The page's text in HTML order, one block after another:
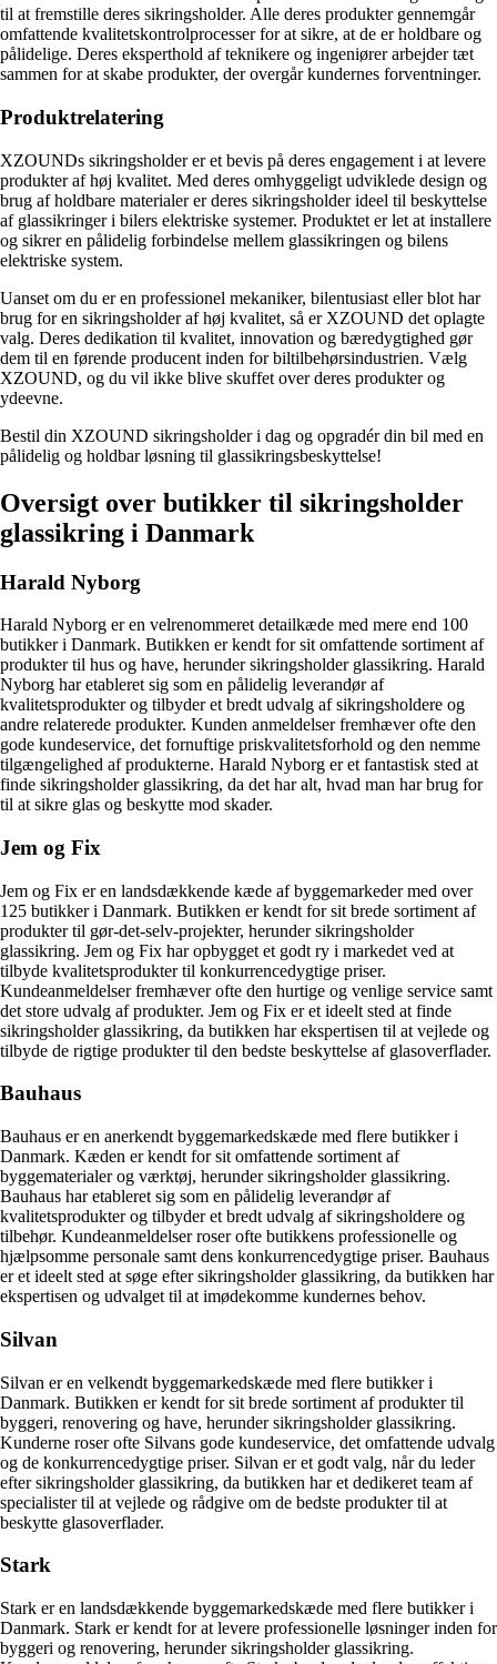
til at fremstille deres sikringsholder. Alle deres produkter gennemgår
omfattende kvalitetskontrolprocesser for at sikre, at de er holdbare og
pålidelige. Deres eksperthold af teknikere og ingeniører arbejder tæt
sammen for at skabe produkter, der overgår kundernes forventninger.
Produktrelatering
XZOUNDs sikringsholder er et bevis på deres engagement i at levere
produkter af høj kvalitet. Med deres omhyggeligt udviklede design og
brug af holdbare materialer er deres sikringsholder ideel til beskyttelse
af glassikringer i bilers elektriske systemer. Produktet er let at installere
og sikrer en pålidelig forbindelse mellem glassikringen og bilens
elektriske system.
Uanset om du er en professionel mekaniker, bilentusiast eller blot har
brug for en sikringsholder af høj kvalitet, så er XZOUND det oplagte
valg. Deres dedikation til kvalitet, innovation og bæredygtighed gør
dem til en førende producent inden for biltilbehørsindustrien. Vælg
XZOUND, og du vil ikke blive skuffet over deres produkter og
ydeevne.
Bestil din XZOUND sikringsholder i dag og opgradér din bil med en
pålidelig og holdbar løsning til glassikringsbeskyttelse!
Oversigt over butikker til sikringsholder
glassikring i Danmark
Harald Nyborg
Harald Nyborg er en velrenommeret detailkæde med mere end 100
butikker i Danmark. Butikken er kendt for sit omfattende sortiment af
produkter til hus og have, herunder sikringsholder glassikring. Harald
Nyborg har etableret sig som en pålidelig leverandør af
kvalitetsprodukter og tilbyder et bredt udvalg af sikringsholdere og
andre relaterede produkter. Kunden anmeldelser fremhæver ofte den
gode kundeservice, det fornuftige priskvalitetsforhold og den nemme
tilgængelighed af produkterne. Harald Nyborg er et fantastisk sted at
finde sikringsholder glassikring, da det har alt, hvad man har brug for
til at sikre glas og beskytte mod skader.
Jem og Fix
Jem og Fix er en landsdækkende kæde af byggemarkeder med over
125 butikker i Danmark. Butikken er kendt for sit brede sortiment af
produkter til gør-det-selv-projekter, herunder sikringsholder
glassikring. Jem og Fix har opbygget et godt ry i markedet ved at
tilbyde kvalitetsprodukter til konkurrencedygtige priser.
Kundeanmeldelser fremhæver ofte den hurtige og venlige service samt
det store udvalg af produkter. Jem og Fix er et ideelt sted at finde
sikringsholder glassikring, da butikken har ekspertisen til at vejlede og
tilbyde de rigtige produkter til den bedste beskyttelse af glasoverflader.
Bauhaus
Bauhaus er en anerkendt byggemarkedskæde med flere butikker i
Danmark. Kæden er kendt for sit omfattende sortiment af
byggematerialer og værktøj, herunder sikringsholder glassikring.
Bauhaus har etableret sig som en pålidelig leverandør af
kvalitetsprodukter og tilbyder et bredt udvalg af sikringsholdere og
tilbehør. Kundeanmeldelser roser ofte butikkens professionelle og
hjælpsomme personale samt dens konkurrencedygtige priser. Bauhaus
er et ideelt sted at søge efter sikringsholder glassikring, da butikken har
ekspertisen og udvalget til at imødekomme kundernes behov.
Silvan
Silvan er en velkendt byggemarkedskæde med flere butikker i
Danmark. Butikken er kendt for sit brede sortiment af produkter til
byggeri, renovering og have, herunder sikringsholder glassikring.
Kunderne roser ofte Silvans gode kundeservice, det omfattende udvalg
og de konkurrencedygtige priser. Silvan er et godt valg, når du leder
efter sikringsholder glassikring, da butikken har et dedikeret team af
specialister til at vejlede og rådgive om de bedste produkter til at
beskytte glasoverflader.
Stark
Stark er en landsdækkende byggemarkedskæde med flere butikker i
Danmark. Stark er kendt for at levere professionelle løsninger inden for
byggeri og renovering, herunder sikringsholder glassikring.